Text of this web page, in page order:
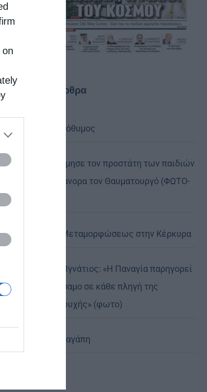
it to
Τελευταία άρθρα
Να είσαι μακρόθυμος
Η Καστοριά τίμησε τον προστάτη των παιδιών
της, Άγιο Νικάνορα τον Θαυματουργό (ΦΩΤΟ-
ΒΙΝΤΕΟ)
Η Εορτή της Μεταμορφώσεως στην Κέρκυρα
Δημητριάδος Ιγνάτιος: «Η Παναγία παρηγορεί
και δίνει βάλσαμο σε κάθε πληγή της
ανθρώπινης ψυχής» (φωτο)
Χριστοφόρος αγάπη